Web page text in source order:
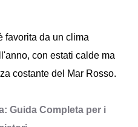
favorita da un clima
con estati calde ma
costante del Mar Rosso.
Guida Completa per i